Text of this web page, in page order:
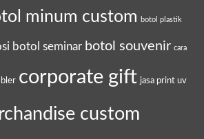
minum custom botol plastik
botol seminar botol souvenir cara
corporate gift jasa print uv
custom